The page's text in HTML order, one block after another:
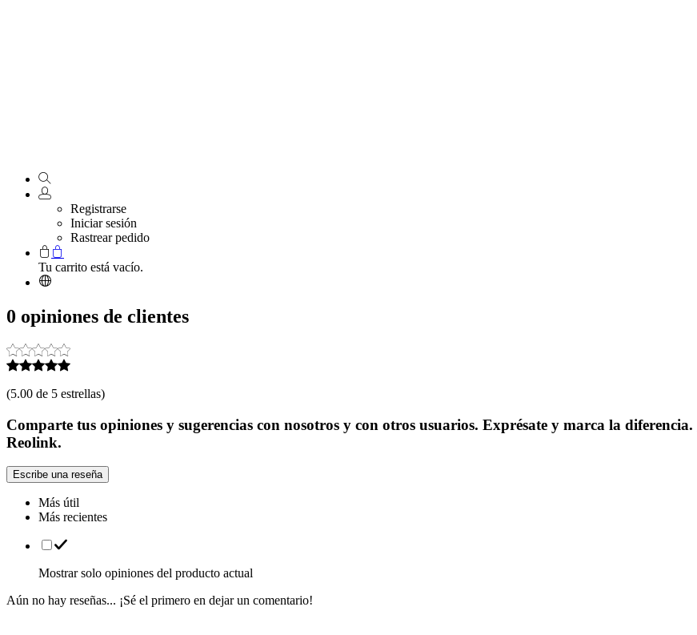
Registrarse
Iniciar sesión
Rastrear pedido
Tu carrito está vacío.
0 opiniones de clientes
(5.00 de 5 estrellas)
Comparte tus opiniones y sugerencias con nosotros y con otros usuarios. Exprésate y marca la diferencia.
Reolink.
Escribe una reseña
Más útil
Más recientes
Mostrar solo opiniones del producto actual
Aún no hay reseñas... ¡Sé el primero en dejar un comentario!